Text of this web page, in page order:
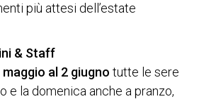
più attesi dell’estate
& Staff
maggio al 2 giugno tutte le sere
e la domenica anche a pranzo,